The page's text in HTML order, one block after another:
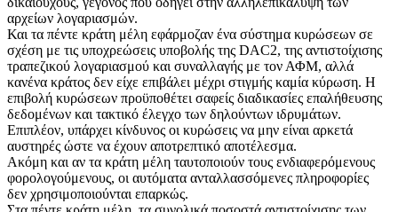
αρχείων λογαριασμών.
Και τα πέντε κράτη μέλη εφάρμοζαν ένα σύστημα κυρώσεων σε
σχέση με τις υποχρεώσεις υποβολής της DAC2, της αντιστοίχισης
τραπεζικού λογαριασμού και συναλλαγής με τον ΑΦΜ, αλλά
κανένα κράτος δεν είχε επιβάλει μέχρι στιγμής καμία κύρωση. Η
επιβολή κυρώσεων προϋποθέτει σαφείς διαδικασίες επαλήθευσης
δεδομένων και τακτικό έλεγχο των δηλούντων ιδρυμάτων.
Επιπλέον, υπάρχει κίνδυνος οι κυρώσεις να μην είναι αρκετά
αυστηρές ώστε να έχουν αποτρεπτικό αποτέλεσμα.
Ακόμη και αν τα κράτη μέλη ταυτοποιούν τους ενδιαφερόμενους
φορολογούμενους, οι αυτόματα ανταλλασσόμενες πληροφορίες
δεν χρησιμοποιούνται επαρκώς.